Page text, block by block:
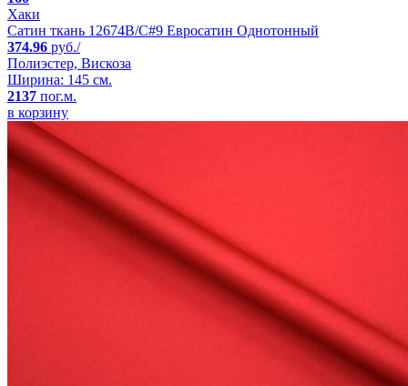
Хаки
Сатин ткань 12674B/C#9 Евросатин Однотонный
374.96 руб./
Полиэстер, Вискоза
Ширина: 145 см.
2137 пог.м.
в корзину